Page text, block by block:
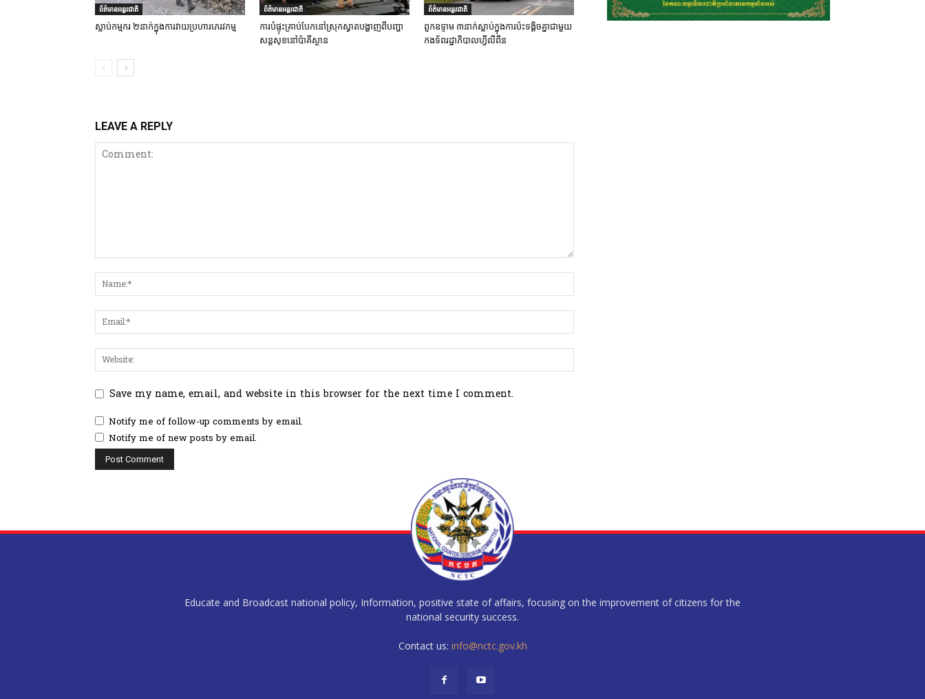
ព័ត៌មានអន្តរជាតិ
ស្លាប់កម្មករ ២នាក់ក្នុងការវាយប្រហារភេរវកម្ម
ព័ត៌មានអន្តរជាតិ
ការបំផ្ទុះគ្រាប់បែកនៅស្រុកស្វាតបង្ហាញពីបញ្ហា
សន្តសុខនៅប៉ាគីស្ថាន
ព័ត៌មានអន្តរជាតិ
ពួកឧទ្ទាម ៣នាក់ស្លាប់ក្នុងការប៉ះទង្គិចគ្នាជាមួយ
កងទ័ពរដ្ឋាភិបាលហ្វីលីពីន
LEAVE A REPLY
Save my name, email, and website in this browser for the next time I comment.
Notify me of follow-up comments by email.
Notify me of new posts by email.
Educate and Broadcast national policy, Information, positive state of affairs, focusing on the improvement of citizens for the
national security success.
Contact us: info@nctc.gov.kh